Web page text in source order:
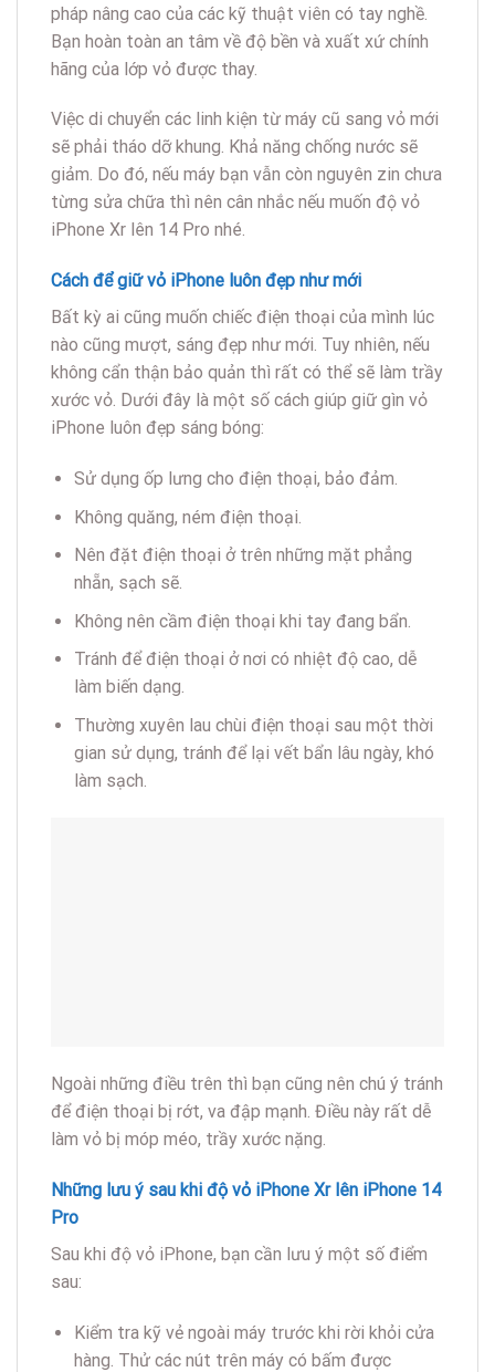
pháp nâng cao của các kỹ thuật viên có tay nghề.
Bạn hoàn toàn an tâm về độ bền và xuất xứ chính
hãng của lớp vỏ được thay.
Việc di chuyển các linh kiện từ máy cũ sang vỏ mới
sẽ phải tháo dỡ khung. Khả năng chống nước sẽ
giảm. Do đó, nếu máy bạn vẫn còn nguyên zin chưa
từng sửa chữa thì nên cân nhắc nếu muốn độ vỏ
iPhone Xr lên 14 Pro nhé.
Cách để giữ vỏ iPhone luôn đẹp như mới
Bất kỳ ai cũng muốn chiếc điện thoại của mình lúc
nào cũng mượt, sáng đẹp như mới. Tuy nhiên, nếu
không cẩn thận bảo quản thì rất có thể sẽ làm trầy
xước vỏ. Dưới đây là một số cách giúp giữ gìn vỏ
iPhone luôn đẹp sáng bóng:
Sử dụng ốp lưng cho điện thoại, bảo đảm.
Không quăng, ném điện thoại.
Nên đặt điện thoại ở trên những mặt phẳng
nhẵn, sạch sẽ.
Không nên cầm điện thoại khi tay đang bẩn.
Tránh để điện thoại ở nơi có nhiệt độ cao, dễ
làm biến dạng.
Thường xuyên lau chùi điện thoại sau một thời
gian sử dụng, tránh để lại vết bẩn lâu ngày, khó
làm sạch.
Ngoài những điều trên thì bạn cũng nên chú ý tránh
để điện thoại bị rớt, va đập mạnh. Điều này rất dễ
làm vỏ bị móp méo, trầy xước nặng.
Những lưu ý sau khi độ vỏ iPhone Xr lên iPhone 14
Pro
Sau khi độ vỏ iPhone, bạn cần lưu ý một số điểm
sau:
Kiểm tra kỹ vẻ ngoài máy trước khi rời khỏi cửa
hàng. Thử các nút trên máy có bấm được